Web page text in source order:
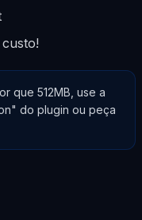
que 512MB, use a
do plugin ou peça